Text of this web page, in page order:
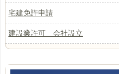
宅建免許申請
建設業許可 会社設立